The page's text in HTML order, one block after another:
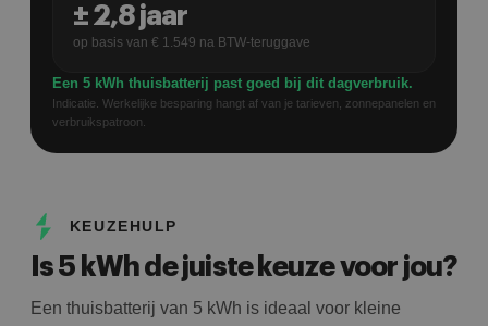
±2,8jaar
op basis van € 1.549 na BTW-teruggave
Een 5 kWh thuisbatterij past goed bij dit dagverbruik.
Indicatie. Werkelijke besparing hangt af van je tarieven, zonnepanelen en
verbruikspatroon.
KEUZEHULP
Is 5 kWh de juiste keuze voor jou?
Een thuisbatterij van 5 kWh is ideaal voor kleine